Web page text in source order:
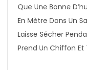
Que Une Bonne
En Mètre Dans Un
Laisse Sécher
Prend Un Chiffon Et